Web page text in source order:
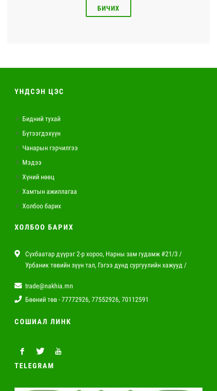
БИЧИХ
ҮНДСЭН ЦЭС
Бидний тухай
Бүтээгдэхүүн
Чанарын гэрчилгээ
Мэдээ
Хүний нөөц
Хамтын ажиллагаа
Холбоо барих
ХОЛБОО БАРИХ
Сүхбаатар дүүрэг 2-р хороо, Нарны зам гудамж #21/3 /
Урбаник төвийн зүүн тал, Гэгээ дунд сургуулийн хажууд /
trade@nakhia.mn
Бөөний төв - 77772926, 77552926, 70112591
СОШИАЛ ЛИНК
TELEGRAM